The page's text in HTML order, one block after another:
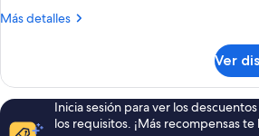
cama
Más detalles
Más
estándar,
cama
King
Ver
Inicia sesión para ver los
los requisitos. ¡Más recompensas te